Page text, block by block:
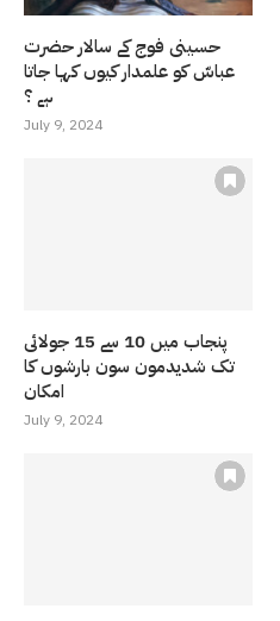
حسینی فوج کے سالار حضرت
عباسّ کو علمدار کیوں کہا جاتا
ہے ؟
July 9, 2024
پنجاب میں 10 سے 15 جولائی
تک شدیدمون سون بارشوں کا
امکان
July 9, 2024